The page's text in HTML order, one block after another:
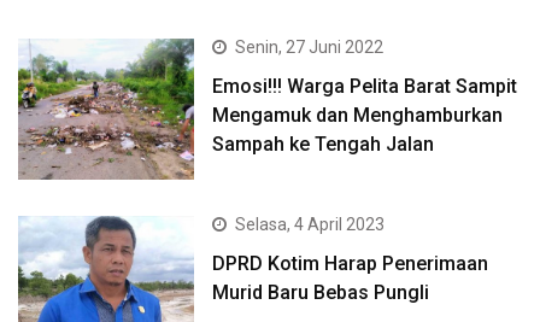
Senin, 27 Juni 2022
Emosi!!! Warga Pelita Barat Sampit
Mengamuk dan Menghamburkan
Sampah ke Tengah Jalan
Selasa, 4 April 2023
DPRD Kotim Harap Penerimaan
Murid Baru Bebas Pungli